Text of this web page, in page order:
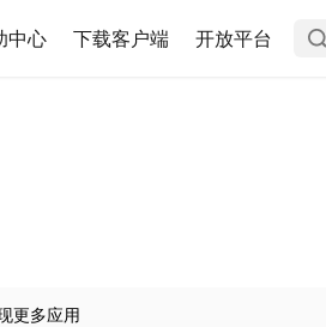
中心 下载客户端 开放平台
更多应用